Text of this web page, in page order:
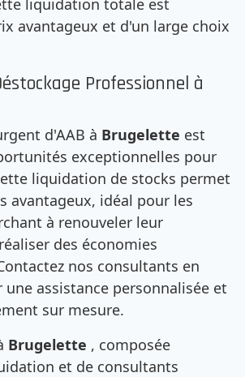
avantageux et d'un large choix
Professionnel à
d'AAB à Brugelette est
exceptionnelles pour
liquidation de stocks permet
avantageux, idéal pour les
à renouveler leur
des économies
nos consultants en
assistance personnalisée et
sur mesure.
Brugelette , composée
et de consultants